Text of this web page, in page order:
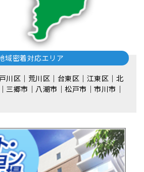
域密着対応エリア
川区｜荒川区｜台東区｜江東区｜北
三郷市｜八潮市｜松⼾市｜市川市｜